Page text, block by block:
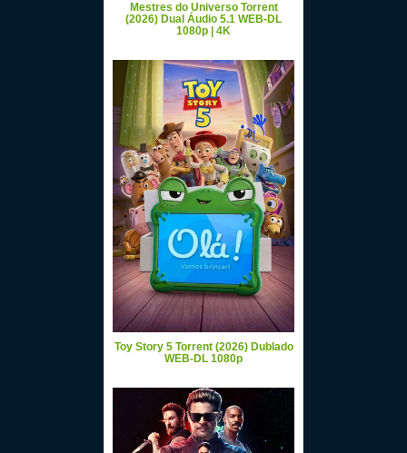
Mestres do Universo Torrent
(2026) Dual Áudio 5.1 WEB-DL
1080p | 4K
Toy Story 5 Torrent (2026) Dublado
WEB-DL 1080p